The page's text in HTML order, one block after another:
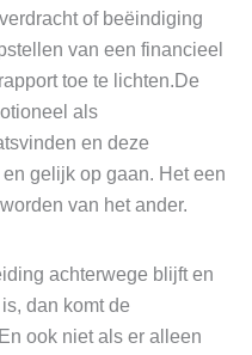
of beëindiging
van een financieel
toe te lichten.De
als
en deze
gelijk op gaan. Het een
van het ander.
achterwege blijft en
dan komt de
ook niet als er alleen